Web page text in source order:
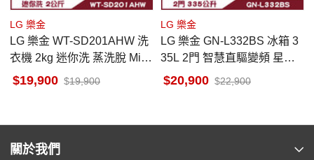
LG 樂金
LG 樂金 WT-SD201AHW 洗
衣機 2kg 迷你洗 蒸洗脫 Mini
Wash 可搭配13公斤上洗
19,900 19,900
LG 樂金
LG 樂金 GN-L332BS 冰箱 3
35L 2門 智慧直驅變頻 星夜
黑20,900 22,900
關於我們